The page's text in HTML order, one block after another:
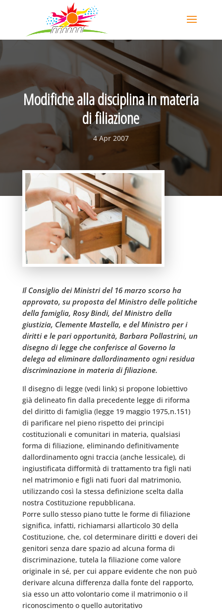
Modifiche alla disciplina in materia
di filiazione
4 Apr 2007
Il Consiglio dei Ministri del 16 marzo scorso ha
approvato, su proposta del Ministro delle politiche
della famiglia, Rosy Bindi, del Ministro della
giustizia, Clemente Mastella, e del Ministro per i
diritti e le pari opportunità, Barbara Pollastrini, un
disegno di legge che conferisce al Governo la
delega ad eliminare dallordinamento ogni residua
discriminazione in materia di filiazione.
Il disegno di legge (vedi link) si propone lobiettivo 
già delineato fin dalla precedente legge di riforma
del diritto di famiglia (legge 19 maggio 1975,n.151) 
di parificare nel pieno rispetto dei principi
costituzionali e comunitari in materia, qualsiasi
forma di filiazione, eliminando definitivamente
dallordinamento ogni traccia (anche lessicale), di
ingiustificata difformità di trattamento tra figli nati
nel matrimonio e figli nati fuori dal matrimonio,
utilizzando così la stessa definizione scelta dalla
nostra Costituzione repubblicana.
Porre sullo stesso piano tutte le forme di filiazione
significa, infatti, richiamarsi allarticolo 30 della
Costituzione, che, col determinare diritti e doveri dei
genitori senza dare spazio ad alcuna forma di
discriminazione, tutela la filiazione come valore
originale in sé, per cui appare evidente che non può
derivare alcuna differenza dalla fonte del rapporto,
sia esso un atto volontario come il matrimonio o il
riconoscimento o quello autoritativo